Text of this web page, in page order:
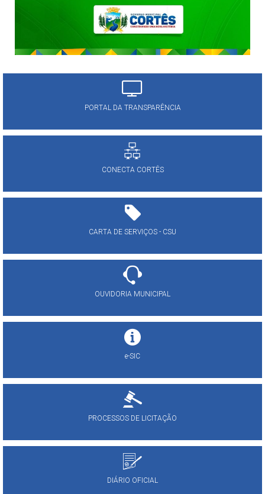
PORTAL DA TRANSPARÊNCIA
CONECTA CORTÊS
CARTA DE SERVIÇOS - CSU
OUVIDORIA MUNICIPAL
e-SIC
PROCESSOS DE LICITAÇÃO
DIÁRIO OFICIAL